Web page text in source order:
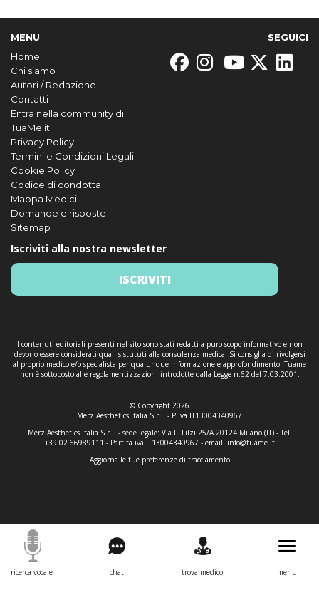
MENU
Home
Chi siamo
Autori / Redazione
Contatti
Entra nella community di
TuaMe.it
Privacy Policy
Termini e Condizioni Legali
Cookie Policy
Codice di condotta
Mappa Medici
Domande e risposte
Sitemap
SEGUICI
Iscriviti alla nostra newsletter
ISCRIVITI
I contenuti editoriali presenti nel sito sono stati redatti a puro scopo informativo e non
devono essere considerati quali sistututi alla consulenza medica. Si consiglia di rivolgersi
al proprio medico e/o specialista per qualunque informazione e approfondimento. Tuame
non è sottoposto alle regolamentizzazioni introdotte dalla Legge n.62 del 7.03.2001.
© Copyright 2026
Merz Aesthetics Italia S.r.l. - P.Iva IT13004340967
Merz Aesthetics Italia S.r.l. - sede legale: Via F. Filzi 25/A 20124 Milano (IT) - Tel.
+39 02 66989111 - Partita iva IT13004340967 - email: info@tuame.it
Aggiorna le tue preferenze di tracciamento
ricerca vocale chat trova medico menu